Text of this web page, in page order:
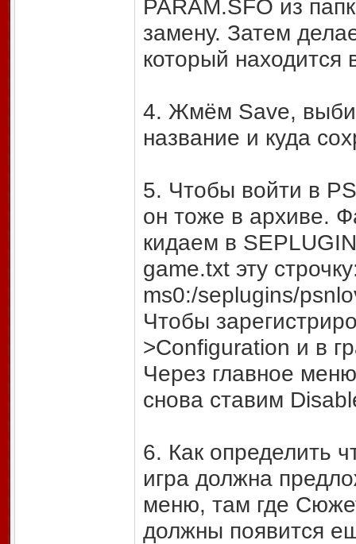
PARAM.SFO из
замену. Затем
который находится
4. Жмём Save,
название и куда
5. Чтобы войти в
он тоже в архиве.
кидаем в
game.txt эту
ms0:/seplugins/
Чтобы
>Configuration и в
Через главное
снова ставим
6. Как определить
игра должна
меню, там где
должны появится